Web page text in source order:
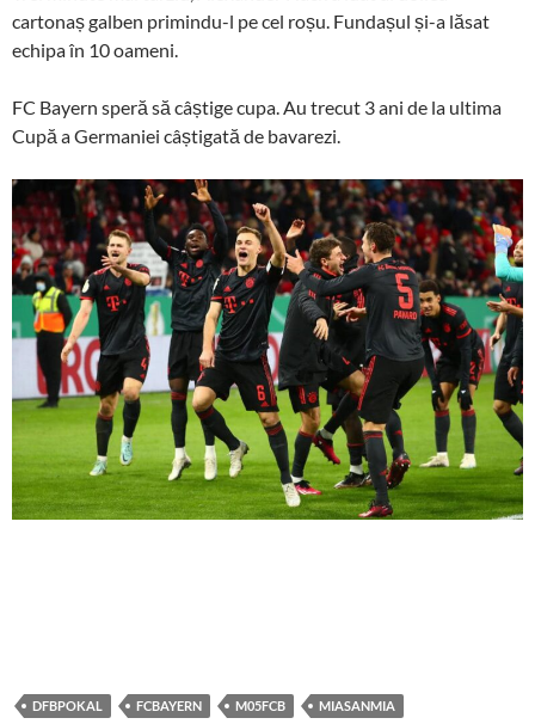
cartonaș galben primindu-l pe cel roșu. Fundașul și-a lăsat
echipa în 10 oameni.
FC Bayern speră să câștige cupa. Au trecut 3 ani de la ultima
Cupă a Germaniei câștigată de bavarezi.
DFBPOKAL FCBAYERN M05FCB MIASANMIA